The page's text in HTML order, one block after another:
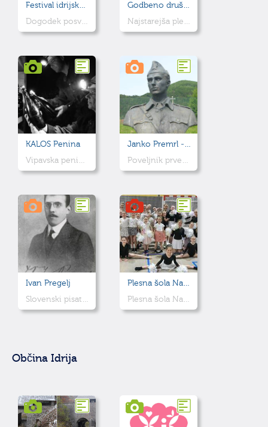
Festival idrijske čipke
Dogodek posvečen idrijski čipki, ki je vpisana na Unescov seznam nesnovne kulturne dediščine.
Godbeno društvo rudarjev Idrija
Najstarejša plehbanda, ki že več kot 350 let igra v Idriji in okoli.
KALOS Penina
Vipavska penina zorjena in starana v Idrijskem rudniku
Janko Premrl - Vojko
Poveljnik prvega primorskega partizanskega bataljona in narodni heroj
Ivan Pregelj
Slovenski pisatelj, dramatik, pesnik in kritik
Plesna šola Nastje Lakner Čavlović
Plesna šola Nastje Lakner Čavlović, je otrokom in odraslim prijazna šola, kjer svoje znanje izpopolnjujejo tako majhne plesne nogice, kot odrasle gospe.
Občina Idrija